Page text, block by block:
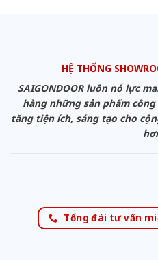
HỆ THỐNG
SAIGONDOOR luôn nỗ lực
hàng những sản phẩm
tăng tiện ích, sáng tạo cho
Tổng đài tư vấn